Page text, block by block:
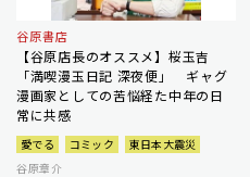
谷原書店
【谷原店長のオススメ】桜玉吉
「満喫漫玉日記 深夜便」 ギャグ
漫画家としての苦悩経た中年の日
常に共感
愛でる コミック
東日本大震災
谷原章介